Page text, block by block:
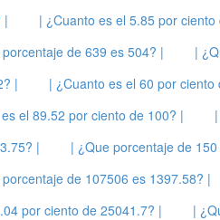
|
| ¿Cuanto es el 5.85 por
de 639 es 504? |
|
|
| ¿Cuanto es el 60 por ciento
el 89.52 por ciento de 100? |
|
| ¿Que porcentaje de
de 107506 es 1397.58? |
por ciento de 25041.7? |
|